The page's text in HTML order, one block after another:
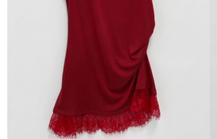
BOLSOS Y MONEDEROS
COMPLEMENTOS
TECNOLOGIA
HOGAR